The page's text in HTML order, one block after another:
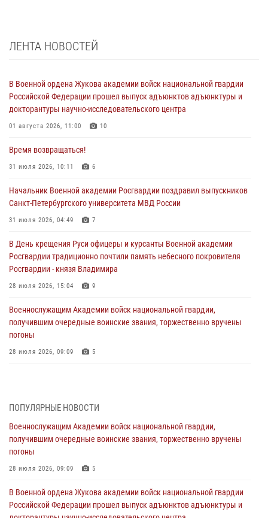
ЛЕНТА НОВОСТЕЙ
В Военной ордена Жукова академии войск национальной гвардии
Российской Федерации прошел выпуск адъюнктов адъюнктуры и
докторантуры научно-исследовательского центра
01 августа 2026, 11:00 10
Время возвращаться!
31 июля 2026, 10:11 6
Начальник Военной академии Росгвардии поздравил выпускников
Санкт-Петербургского университета МВД России
31 июля 2026, 04:49 7
В День крещения Руси офицеры и курсанты Военной академии
Росгвардии традиционно почтили память небесного покровителя
Росгвардии - князя Владимира
28 июля 2026, 15:04 9
Военнослужащим Академии войск национальной гвардии,
получившим очередные воинские звания, торжественно вручены
погоны
28 июля 2026, 09:09 5
27 июля 2026, 14:49 7
Военная академия информирует!
23 июля 2026, 04:51
Курсант Военной академии войск национальной гвардии принял
22 июля 2026, 09:41
ПОПУЛЯРНЫЕ НОВОСТИ
Военнослужащим Академии войск национальной гвардии,
получившим очередные воинские звания, торжественно вручены
погоны
28 июля 2026, 09:09 5
В Военной ордена Жукова академии войск национальной гвардии
Российской Федерации прошел выпуск адъюнктов адъюнктуры и